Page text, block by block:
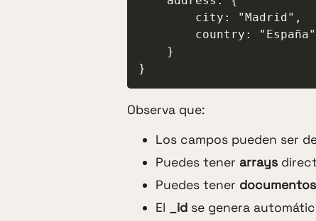
}
Observa que:
Los campos pueden ser
Puedes tener arrays
Puedes tener
El
_id se genera